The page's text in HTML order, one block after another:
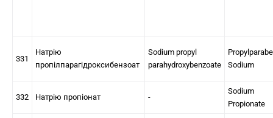
331
Натрію
пропілпарагідроксибензоат
Sodium propyl
parahydroxybenzoate
Sodium
332 Натрію пропіонат -
Sodium
Propionate